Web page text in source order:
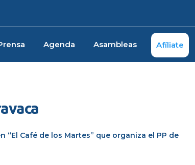
Agenda Asambleas Afíliate
“El Café de los Martes” que organiza el PP de